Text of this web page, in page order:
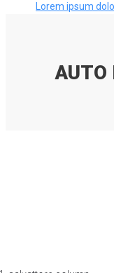
Lorem ipsum
AUTO